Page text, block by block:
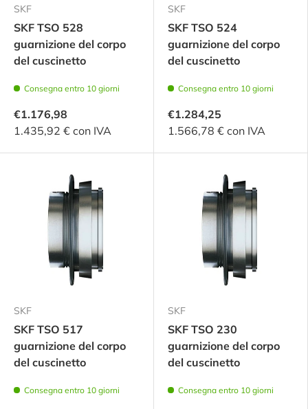
SKF
SKF TSO 528
guarnizione del corpo
del cuscinetto
Consegna entro 10 giorni
€1.176,98
1.435,92 € con IVA
SKF
SKF TSO 524
guarnizione del corpo
del cuscinetto
Consegna entro 10 giorni
€1.284,25
1.566,78 € con IVA
SKF
SKF TSO 517
guarnizione del corpo
del cuscinetto
Consegna entro 10 giorni
SKF
SKF TSO 230
guarnizione del corpo
del cuscinetto
Consegna entro 10 giorni